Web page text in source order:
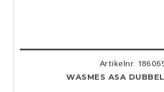
Artikelnr.
WASMES ASA